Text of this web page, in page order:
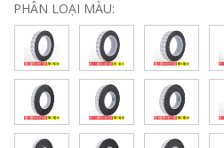
PHÂN LOẠI MÀU: